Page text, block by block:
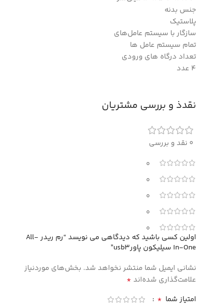
جنس بدنه
پلاستیک
سازگار با سیستم‌ عامل‌های
تمام سیستم عامل ها
تعداد درگاه های ورودی
4 عدد
نقدذ و بررسی مشتریان
0 نقد و بررسی
0
0
0
0
0
اولین کسی باشید که دیدگاهی می نویسد “رم ریدر All-
In-One سیلیکون پاورusb3”
نشانی ایمیل شما منتشر نخواهد شد. بخش‌های موردنیاز
علامت‌گذاری شده‌اند *
امتیاز شما *